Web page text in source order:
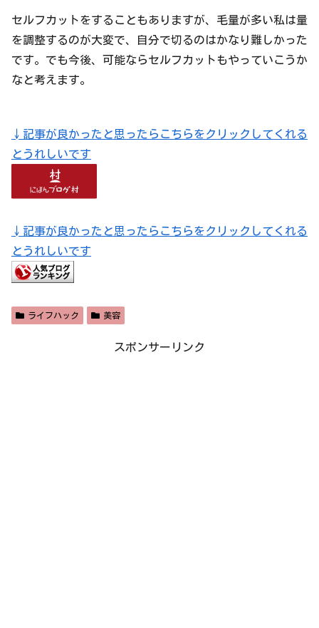
セルフカットをすることもありますが、毛量が多い私は量
を調整するのが大変で、自分で切るのはかなり難しかった
です。でも今後、可能ならセルフカットもやっていこうか
なと考えます。
↓記事が良かったと思ったらこちらをクリックしてくれる
とうれしいです
↓記事が良かったと思ったらこちらをクリックしてくれる
とうれしいです
ライフハック 美容
スポンサーリンク